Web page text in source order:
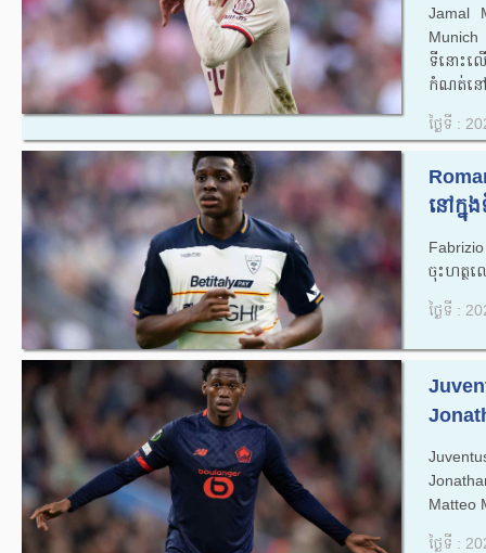
Jamal
Munich
ទីនោះលើ
កំណត់នៅ
ថ្ងៃទី :
នៅក្នុង
ចុះហត្ថល
ថ្ងៃទី :
Matteo
ថ្ងៃទី :